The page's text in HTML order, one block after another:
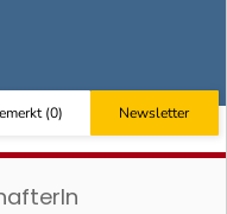
(0) Newsletter